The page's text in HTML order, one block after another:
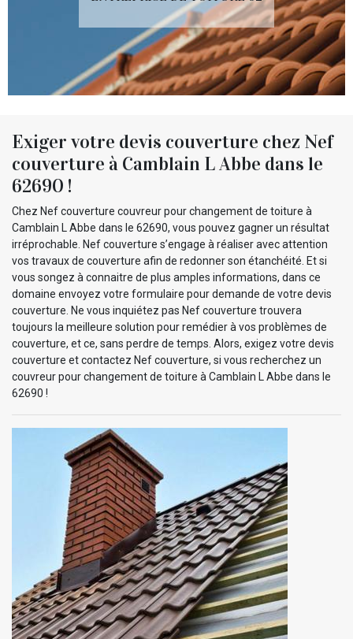
Exiger votre devis couverture chez Nef
couverture à Camblain L Abbe dans le
62690 !
Chez Nef couverture couvreur pour changement de toiture à
Camblain L Abbe dans le 62690, vous pouvez gagner un résultat
irréprochable. Nef couverture s’engage à réaliser avec attention
vos travaux de couverture afin de redonner son étanchéité. Et si
vous songez à connaitre de plus amples informations, dans ce
domaine envoyez votre formulaire pour demande de votre devis
couverture. Ne vous inquiétez pas Nef couverture trouvera
toujours la meilleure solution pour remédier à vos problèmes de
couverture, et ce, sans perdre de temps. Alors, exigez votre devis
couverture et contactez Nef couverture, si vous recherchez un
couvreur pour changement de toiture à Camblain L Abbe dans le
62690 !